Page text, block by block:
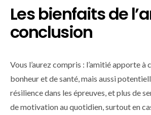
Les bienfaits de
conclusion
Vous l’aurez compris : l’amitié apporte à
bonheur et de santé, mais aussi
résilience dans les épreuves, et plus de
de motivation au quotidien, surtout en